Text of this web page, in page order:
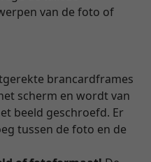
van de foto of
brancardframes
scherm en wordt van
beeld geschroefd. Er
tussen de foto en de